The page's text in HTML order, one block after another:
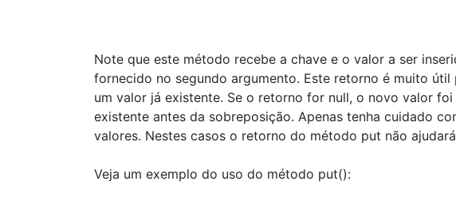
Note que este método recebe a chave e o valor a ser
fornecido no segundo argumento. Este retorno é muito
um valor já existente. Se o retorno for null, o novo valor
existente antes da sobreposição. Apenas tenha cuidado
valores. Nestes casos o retorno do método put não
Veja um exemplo do uso do método put():